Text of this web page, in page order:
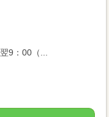
9：00（...